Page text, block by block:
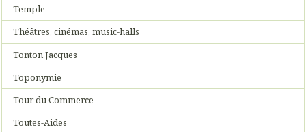
Temple
Théâtres, cinémas, music-halls
Tonton Jacques
Toponymie
Tour du Commerce
Toutes-Aides